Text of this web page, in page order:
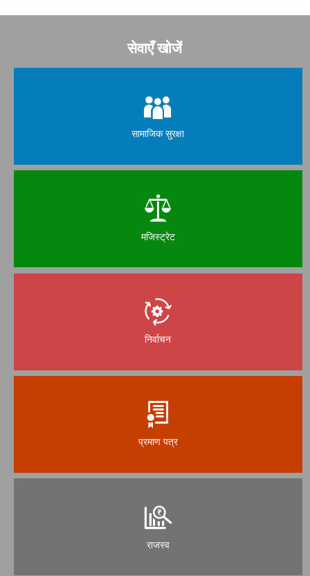
सेवाएँ खोजें
सामाजिक सुरक्षा
मजिस्ट्रेट
निर्वाचन
प्रमाण पत्र
राजस्व